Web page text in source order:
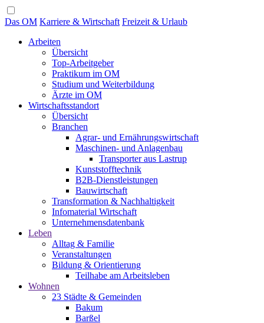
Das OM Karriere & Wirtschaft Freizeit & Urlaub
Arbeiten
Übersicht
Top-Arbeitgeber
Praktikum im OM
Studium und Weiterbildung
Ärzte im OM
Wirtschaftsstandort
Übersicht
Branchen
Agrar- und Ernährungswirtschaft
Maschinen- und Anlagenbau
Transporter aus Lastrup
Kunststofftechnik
B2B-Dienstleistungen
Bauwirtschaft
Transformation & Nachhaltigkeit
Infomaterial Wirtschaft
Unternehmensdatenbank
Leben
Alltag & Familie
Veranstaltungen
Bildung & Orientierung
Teilhabe am Arbeitsleben
Wohnen
23 Städte & Gemeinden
Bakum
Barßel